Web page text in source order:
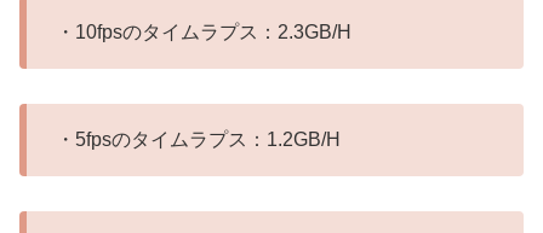
・10fpsのタイムラプス：2.3GB/H
・5fpsのタイムラプス：1.2GB/H